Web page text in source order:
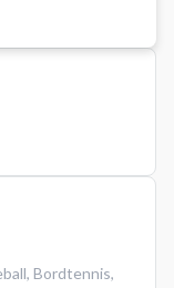
, Bordtennis,